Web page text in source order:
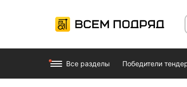
Все разделы Победители